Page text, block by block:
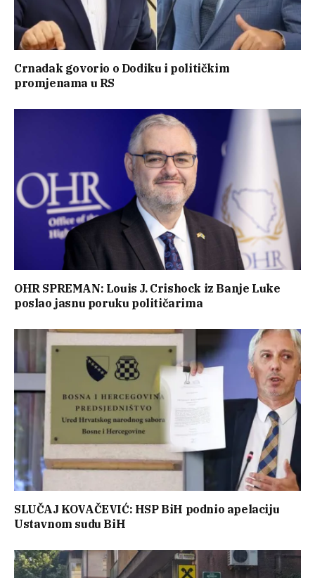
Crnadak govorio o Dodiku i političkim
promjenama u RS
OHR SPREMAN: Louis J. Crishock iz Banje Luke
poslao jasnu poruku političarima
SLUČAJ KOVAČEVIĆ: HSP BiH podnio apelaciju
Ustavnom sudu BiH